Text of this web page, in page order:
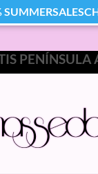
PENÍNSULA